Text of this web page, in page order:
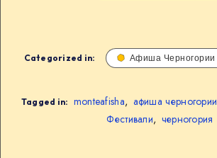
Categorized in: Афиша Черногории
Tagged in: monteafisha, афиша черногории
Фестивали, черногория